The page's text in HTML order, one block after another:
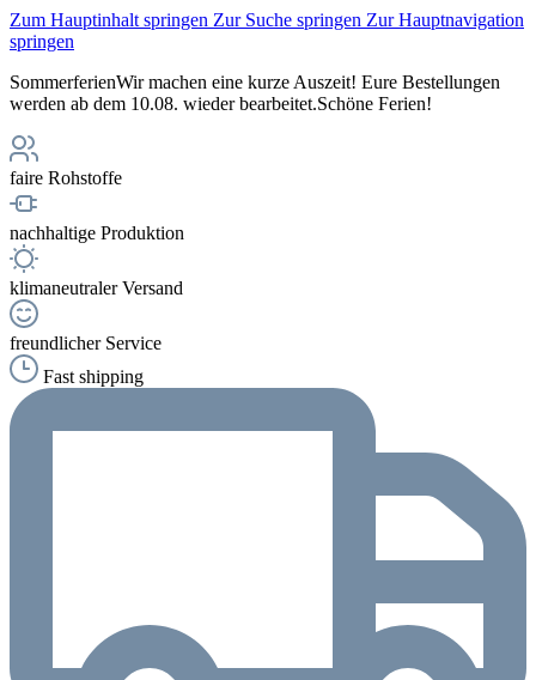
Zum Hauptinhalt springen Zur Suche springen Zur Hauptnavigation
springen
SommerferienWir machen eine kurze Auszeit! Eure Bestellungen
werden ab dem 10.08. wieder bearbeitet.Schöne Ferien!
faire Rohstoffe
nachhaltige Produktion
klimaneutraler Versand
freundlicher Service
Fast shipping